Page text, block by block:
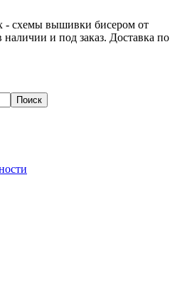
- схемы вышивки бисером от
и под заказ. Доставка по